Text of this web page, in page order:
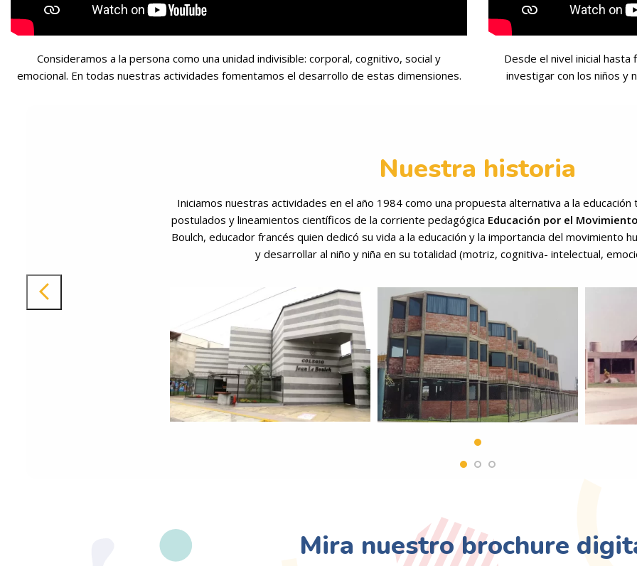
Consideramos a la persona como una unidad indivisible: corporal, cognitivo, social y
emocional. En todas nuestras actividades fomentamos el desarrollo de estas dimensiones.
Desde el nivel inicial
investigar con los niños y
Nuestra historia
Iniciamos nuestras actividades en el año 1984 como una propuesta alternativa a la educación
postulados y lineamientos científicos de la corriente pedagógica Educación por el
Boulch, educador francés quien dedicó su vida a la educación y la importancia del movimiento
y desarrollar al niño y niña en su totalidad(motriz, cognitiva- intelectual,
Mira nuestro brochure